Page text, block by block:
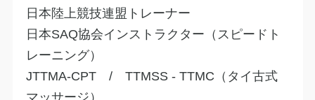
日本陸上競技連盟トレーナー
日本SAQ協会インストラクター（スピードト
レーニング）
JTTMA‐CPT / TTMSS - TTMC（タイ古式
マッサージ）